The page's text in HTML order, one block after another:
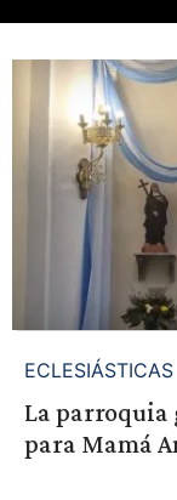
ECLESIÁSTICAS
La parroquia
para Mamá